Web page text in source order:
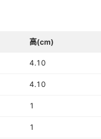
高(cm)
4.10
4.10
1
1